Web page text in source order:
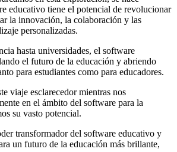
educativo tiene el potencial de revolucionar
la innovación, la colaboración y las
personalizadas.
hasta universidades, el software
el futuro de la educación y abriendo
para estudiantes como para educadores.
viaje esclarecedor mientras nos
en el ámbito del software para la
su vasto potencial.
transformador del software educativo y
un futuro de la educación más brillante,